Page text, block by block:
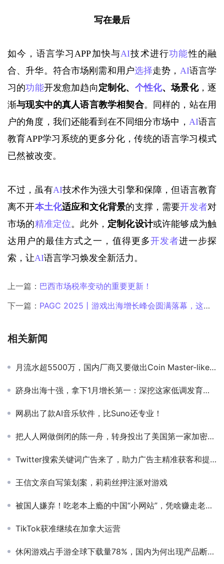
写在最后
如今，语言学习APP加快与AI技术进行功能性的融
合、升华。符合市场刚需和用户选择走势， AI语言学
习的功能开发愈加趋向 定制化、 个性化、场景化，逐
渐与现实中的真人语言教学相契合。同样的，站在用
户的角度，我们还能看到在不同细分市场中， AI语言
教育APP学习系统的更多分化，传统的语言学习模式
已然被改变。
不过，虽有AI技术作为强大引擎和保障，但语言教育
离不开本土化适应和文化背景的支撑，需要开发者对
市场的精准定位。此外， 定制化设计或许能够成为触
达用户的最佳方式之一，值得更多开发者进一步探
索，让AI语言学习焕发全新活力。
上一篇： 巴西市场税率变动的重要更新！
下一篇： PAGC 2025丨游戏出海增长峰会圆满落幕，这些2025游戏出海知识点需要提前掌握！
相关新闻
月流水超5500万，国内厂商又要做出Coin Master-like爆款了
跻身出海十强，拿下1月增长第一：深挖这家低调发育的上海公司
网易出了款AI音乐软件，比Suno还专业！
把人人网做倒闭的陈一舟，转身投出了美国第一家加密银行
Twitter搜索关键词广告来了，助力广告主精准获客和提升ROI的利器！
王信文亲自写策划案，莉莉丝押注派对游戏
被国人嫌弃！吃老本上瘾的中国“小网站”，凭啥赚走老外36亿？
TikTok获准继续在加拿大运营
休闲游戏占手游全球下载量78%，国内为何出现产品断层？